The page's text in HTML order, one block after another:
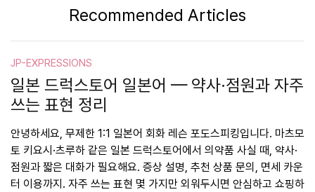
Recommended Articles
JP-EXPRESSIONS
일본 드럭스토어 일본어 — 약사·점원과 자주
쓰는 표현 정리
안녕하세요, 무제한 1:1 일본어 회화 레슨 포도스피킹입니다. 마츠모
토 키요시·츠루하 같은 일본 드럭스토어에서 의약품 사실 때, 약사·
점원과 짧은 대화가 필요해요. 증상 설명, 추천 상품 문의, 면세 카운
터 이용까지. 자주 쓰는 표현 몇 가지만 외워두시면 안심하고 쇼핑하